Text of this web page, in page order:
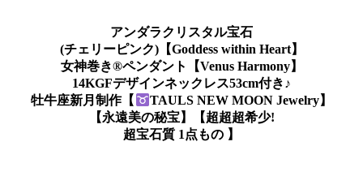
アンダラクリスタル宝石
(チェリーピンク)【Goddess within Heart】
女神巻き®ペンダント【Venus Harmony】
14KGFデザインネックレス53cm付き♪
牡牛座新月制作【
TAULS NEW MOON Jewelry】
【永遠美の秘宝】【超超超希少!
超宝石質 1点もの 】